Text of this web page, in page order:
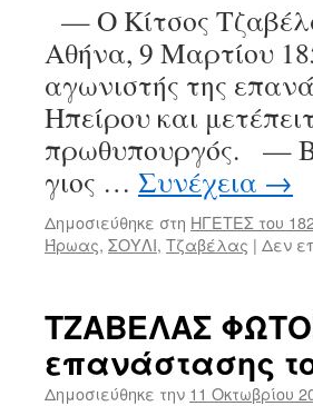
— O Κίτσος
Αθήνα, 9 Μαρτίου
αγωνιστής της
Ηπείρου και
πρωθυπουργός. —
γιος … Συνέχεια →
Δημοσιεύθηκε στη ΗΓΕΤΕΣ του
Ήρωας, ΣΟΥΛΙ, Τζαβέλας | Δεν
ΤΖΑΒΕΛΑΣ
επανάστασης
Δημοσιεύθηκε την 11 Οκτωβρίου